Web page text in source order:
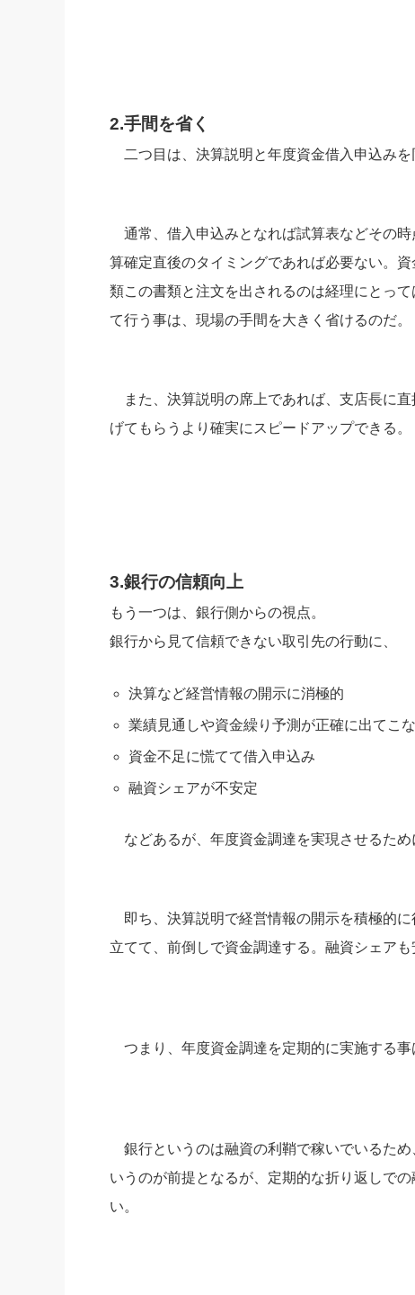
2.手間を省く
二つ目は、決算説明と年度資金借入申込みを
通常、借入申込みとなれば試算表などその
算確定直後のタイミングであれば必要ない。
類この書類と注文を出されるのは経理にとっ
て行う事は、現場の手間を大きく省けるのだ。
また、決算説明の席上であれば、支店長に
げてもらうより確実にスピードアップできる。
3.銀行の信頼向上
もう一つは、銀行側からの視点。
銀行から見て信頼できない取引先の行動に、
決算など経営情報の開示に消極的
業績見通しや資金繰り予測が正確に出てこ
資金不足に慌てて借入申込み
融資シェアが不安定
などあるが、年度資金調達を実現させるため
即ち、決算説明で経営情報の開示を積極的
立てて、前倒しで資金調達する。融資シェアも
つまり、年度資金調達を定期的に実施する事
銀行というのは融資の利鞘で稼いでいるた
いうのが前提となるが、定期的な折り返しで
い。